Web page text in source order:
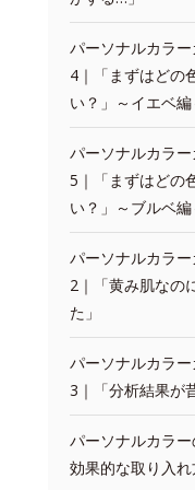
パーソナルカラ
4｜「まずはどの
い？」～イエベ編
パーソナルカラ
5｜「まずはどの
い？」～ブルベ編
パーソナルカラ
2｜「黄み肌なの
た」
パーソナルカラ
3｜「分析結果が
パーソナルカラ
効果的な取り入